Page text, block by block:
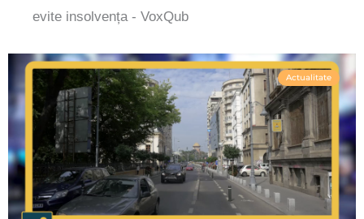
evite insolvența - VoxQub
Actualitate